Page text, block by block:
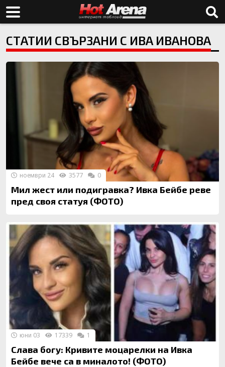
СТАТИИ СВЪРЗАНИ С ИВА ИВАНОВА
Мил жест или подигравка? Ивка Бейбе реве
пред своя статуя (ФОТО)
ноември 24 3577 0
Слава богу: Кривите моцарелки на Ивка
Бейбе вече са в миналото! (ФОТО)
юни 03 17339 1